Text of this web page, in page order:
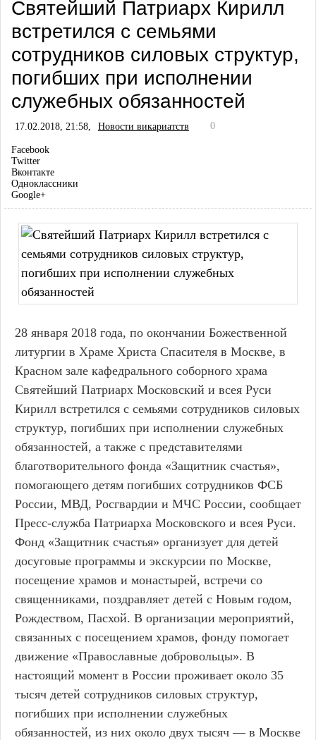
Святейший Патриарх Кирилл
встретился с семьями
сотрудников силовых структур,
погибших при исполнении
служебных обязанностей
17.02.2018, 21:58, Новости викариатств 0
Facebook
Twitter
Вконтакте
Одноклассники
Google+
28 января 2018 года, по окончании Божественной
литургии в Храме Христа Спасителя в Москве, в
Красном зале кафедрального соборного храма
Святейший Патриарх Московский и всея Руси
Кирилл встретился с семьями сотрудников силовых
структур, погибших при исполнении служебных
обязанностей, а также с представителями
благотворительного фонда «Защитник счастья»,
помогающего детям погибших сотрудников ФСБ
России, МВД, Росгвардии и МЧС России, сообщает
Пресс-служба Патриарха Московского и всея Руси.
Фонд «Защитник счастья» организует для детей
досуговые программы и экскурсии по Москве,
посещение храмов и монастырей, встречи со
священниками, поздравляет детей с Новым годом,
Рождеством, Пасхой. В организации мероприятий,
связанных с посещением храмов, фонду помогает
движение «Православные добровольцы». В
настоящий момент в России проживает около 35
тысяч детей сотрудников силовых структур,
погибших при исполнении служебных
обязанностей, из них около двух тысяч — в Москве